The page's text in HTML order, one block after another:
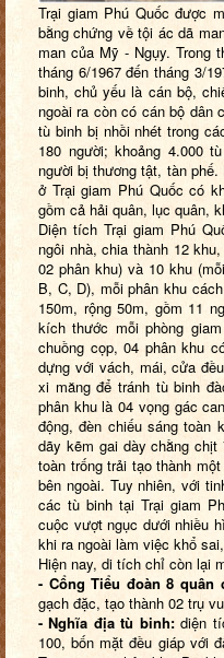
Trại giam Phú Quốc được
bằng chứng về tội ác dã
man của Mỹ - Ngụy. Trong
tháng 6/1967 đến tháng 3/
binh, chủ yếu là cán bộ,
ngoài ra còn có cán bộ dân
tù binh bị nhồi nhét trong
180 người; khoảng 4.000
người bị thương tật, tàn
ở Trại giam Phú Quốc có
gồm cả hải quân, lục quân,
Diện tích Trại giam Phú
ngôi nhà, chia thành 12
02 phân khu) và 10 khu
B, C, D), mỗi phân khu
150m, rộng 50m, gồm 11
kích thước mỗi phòng
chuồng cọp, 04 phân khu
dựng với vách, mái, cửa
xi măng để tránh tù binh
phân khu là 04 vọng gác
động, đèn chiếu sáng toàn
dãy kẽm gai dày chằng chịt
toàn trống trải tạo thành
bên ngoài. Tuy nhiên, với
các tù binh tại Trại giam
cuộc vượt ngục dưới nhiều
khi ra ngoài làm việc khổ
Hiện nay, di tích chỉ còn lại
- Cổng Tiểu đoàn 8 quân
gạch đặc, tạo thành 02 trụ
- Nghĩa địa tù binh:diện
100, bốn mặt đều giáp với